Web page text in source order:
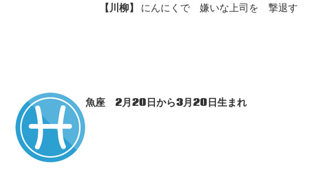
【川柳】 にんにくで 嫌いな上司を 撃退す
魚座 2月20日から3月20日生まれ